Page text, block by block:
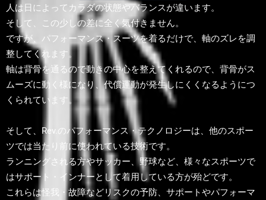
人は日によってカラダの状態やバランスが違います。
そして、この少しの差に全く気付きません。
ですが、パフォーマンス・スーツを着るだけで、軸のズレを調
整してくれます。
軸は背骨を通るので動きの中心を整えてくれるので、背骨がス
ムーズに動く様になり、代償運動が発生しにくくなるようにつ
くられています。
そして、Rev.のパフォーマンス・テクノロジーは、他のスポー
ツでは当たり前に使われている技術です。
ランニングされる方やサッカー、野球など、様々なスポーツで
はサポート・インナーとして着用している方が殆どです。
これらは怪我・故障などリスクの予防、サポートやパフォーマ